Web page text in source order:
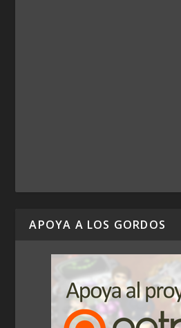
APOYA A LOS GORDOS